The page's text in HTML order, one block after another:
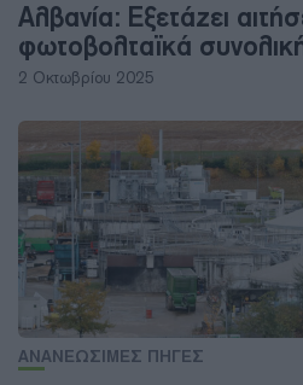
Αλβανία: Εξετάζει
φωτοβολταϊκά
2 Οκτωβρίου 2025
ΑΝΑΝΕΩΣΙΜΕΣ ΠΗΓΕΣ